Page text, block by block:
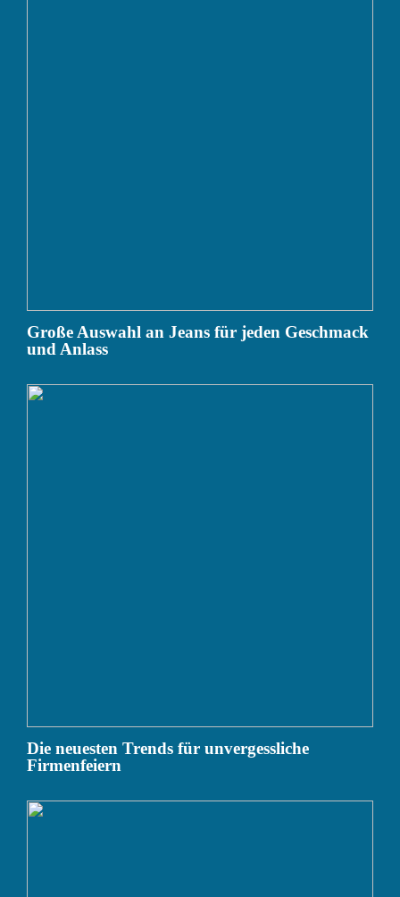
Große Auswahl an Jeans für jeden Geschmack
und Anlass
Die neuesten Trends für unvergessliche
Firmenfeiern